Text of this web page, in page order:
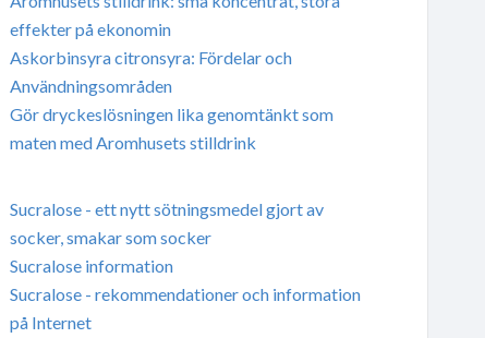
effekter på ekonomin
Askorbinsyra citronsyra: Fördelar och
Användningsområden
Gör dryckeslösningen lika genomtänkt som
maten med Aromhusets stilldrink
Sucralose - ett nytt sötningsmedel gjort av
socker, smakar som socker
Sucralose information
Sucralose - rekommendationer och information
på Internet